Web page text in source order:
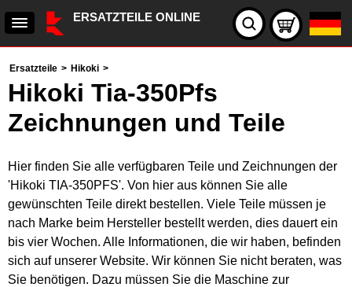
ERSATZTEILE ONLINE
Ersatzteile > Hikoki >
Hikoki Tia-350Pfs
Zeichnungen und Teile
Hier finden Sie alle verfügbaren Teile und Zeichnungen der
'Hikoki TIA-350PFS'. Von hier aus können Sie alle
gewünschten Teile direkt bestellen. Viele Teile müssen je
nach Marke beim Hersteller bestellt werden, dies dauert ein
bis vier Wochen. Alle Informationen, die wir haben, befinden
sich auf unserer Website. Wir können Sie nicht beraten, was
Sie benötigen. Dazu müssen Sie die Maschine zur